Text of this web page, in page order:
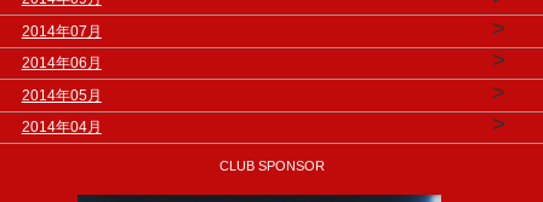
2014年07月 >
2014年06月 >
2014年05月 >
2014年04月 >
CLUB SPONSOR